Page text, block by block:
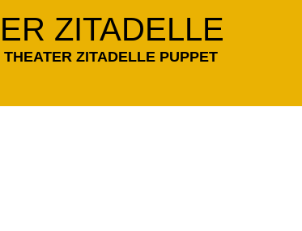
ZITADELLE
THEATER ZITADELLE PUPPET